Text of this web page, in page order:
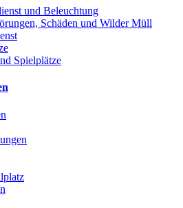
und Beleuchtung
Schäden und Wilder Müll
Spielplätze